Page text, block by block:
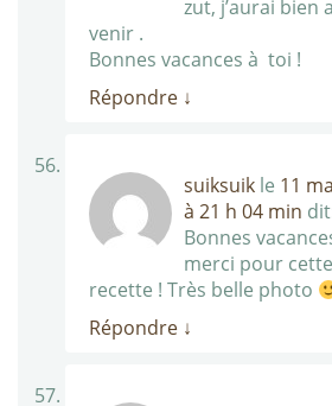
zut, j’aurai bien
venir .
Bonnes vacances à toi !
Répondre ↓
suiksuik le 11
à 21 h 04 min
Bonnes
merci pour
recette ! Très belle photo
Répondre ↓